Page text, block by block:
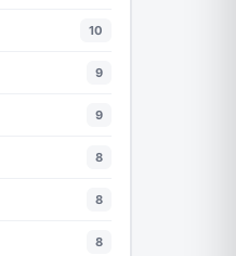
10
9
9
8
8
8